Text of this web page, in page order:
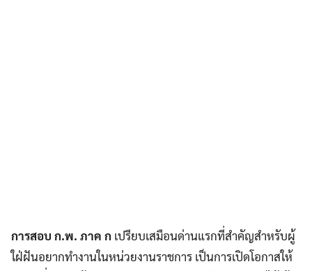
การสอบ ก.พ. ภาค ก เปรียบเสมือนด่านแรกที่สำคัญสำหรับผู้
ใฝ่ฝันอยากทำงานในหน่วยงานราชการ เป็นการเปิดโอกาสให้